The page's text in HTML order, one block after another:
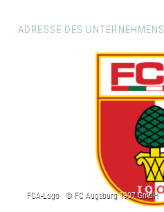
ADRESSE DES UNTERNEHMENS